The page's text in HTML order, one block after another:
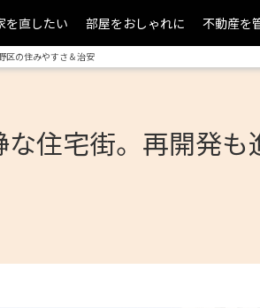
を直したい 部屋をおしゃれに 不動産を
区の住みやすさ＆治安
住宅街。再開発